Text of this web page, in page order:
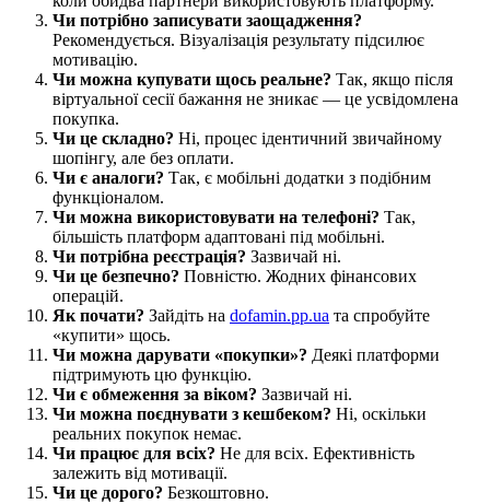
Чи потрібно записувати заощадження?
Рекомендується. Візуалізація результату підсилює
мотивацію.
Чи можна купувати щось реальне? Так, якщо після
віртуальної сесії бажання не зникає — це усвідомлена
покупка.
Чи це складно? Ні, процес ідентичний звичайному
шопінгу, але без оплати.
Чи є аналоги? Так, є мобільні додатки з подібним
функціоналом.
Чи можна використовувати на телефоні? Так,
більшість платформ адаптовані під мобільні.
Чи потрібна реєстрація? Зазвичай ні.
Чи це безпечно? Повністю. Жодних фінансових
операцій.
Як почати? Зайдіть на dofamin.pp.ua та спробуйте
«купити» щось.
Чи можна дарувати «покупки»? Деякі платформи
підтримують цю функцію.
Чи є обмеження за віком? Зазвичай ні.
Чи можна поєднувати з кешбеком? Ні, оскільки
реальних покупок немає.
Чи працює для всіх? Не для всіх. Ефективність
залежить від мотивації.
Чи це дорого? Безкоштовно.